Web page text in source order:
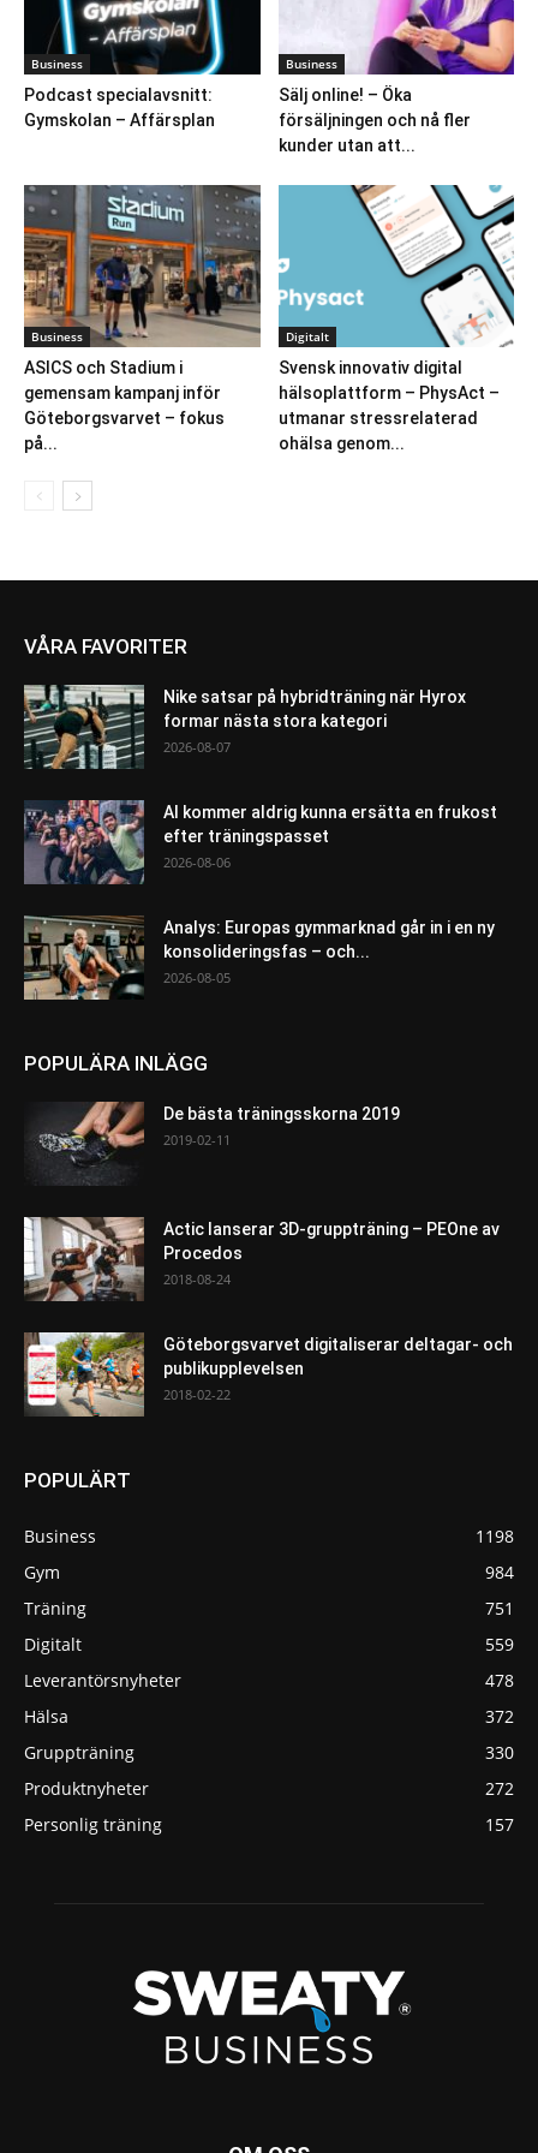
Business
Podcast specialavsnitt:
Gymskolan – Affärsplan
Business
Sälj online! – Öka
försäljningen och nå fler
kunder utan att...
Business
ASICS och Stadium i
gemensam kampanj inför
Göteborgsvarvet – fokus
på...
Digitalt
Svensk innovativ digital
hälsoplattform – PhysAct –
utmanar stressrelaterad
ohälsa genom...
VÅRA FAVORITER
Nike satsar på hybridträning när Hyrox
formar nästa stora kategori
2026-08-07
AI kommer aldrig kunna ersätta en frukost
efter träningspasset
2026-08-06
Analys: Europas gymmarknad går in i en ny
konsolideringsfas – och...
2026-08-05
POPULÄRA INLÄGG
De bästa träningsskorna 2019
2019-02-11
Actic lanserar 3D-gruppträning – PEOne av
Procedos
2018-08-24
Göteborgsvarvet digitaliserar deltagar- och
publikupplevelsen
2018-02-22
POPULÄRT
Business
1198
Gym
984
Träning
751
Digitalt
559
Leverantörsnyheter
478
Hälsa
372
Gruppträning
330
Produktnyheter
272
Personlig träning
157